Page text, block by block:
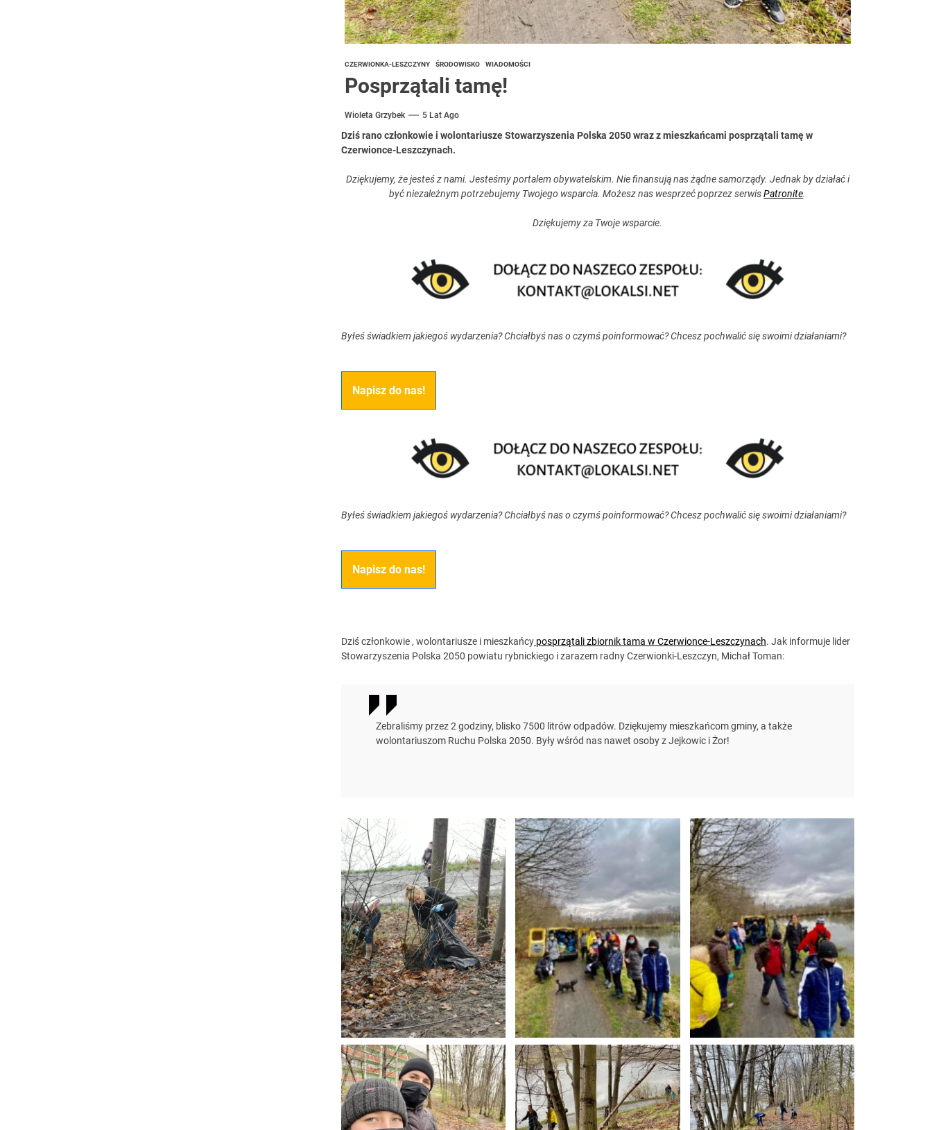
CZERWIONKA-LESZCZYNY ŚRODOWISKO WIADOMOŚCI
Posprzątali tamę!
Wioleta Grzybek 5 Lat Ago
Dziś rano członkowie i wolontariusze Stowarzyszenia Polska 2050 wraz z mieszkańcami posprzątali tamę w
Czerwionce-Leszczynach.
Dziękujemy, że jesteś z nami. Jesteśmy portalem obywatelskim. Nie finansują nas żądne samorządy. Jednak by działać i
być niezależnym potrzebujemy Twojego wsparcia. Możesz nas wesprzeć poprzez serwisPatronite.
Dziękujemy za Twoje wsparcie.
Byłeś świadkiem jakiegoś wydarzenia? Chciałbyś nas o czymś poinformować? Chcesz pochwalić się swoimi działaniami?
Napisz do nas!
Byłeś świadkiem jakiegoś wydarzenia? Chciałbyś nas o czymś poinformować? Chcesz pochwalić się swoimi działaniami?
Napisz do nas!
Dziś członkowie , wolontariusze i mieszkańcyposprzątali zbiornik tama w Czerwionce-Leszczynach. Jak informuje lider
Stowarzyszenia Polska 2050 powiatu rybnickiego i zarazem radny Czerwionki-Leszczyn, Michał Toman:
Zebraliśmy przez 2 godziny, blisko 7500 litrów odpadów. Dziękujemy mieszkańcom gminy, a także
wolontariuszom Ruchu Polska 2050. Były wśród nas nawet osoby z Jejkowic i Żor!